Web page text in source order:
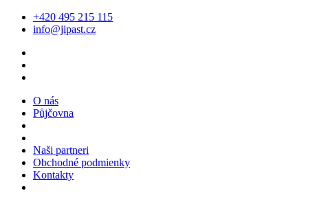
+420 495 215 115
info@jipast.cz
O nás
Půjčovna
Naši partneri
Obchodné podmienky
Kontakty